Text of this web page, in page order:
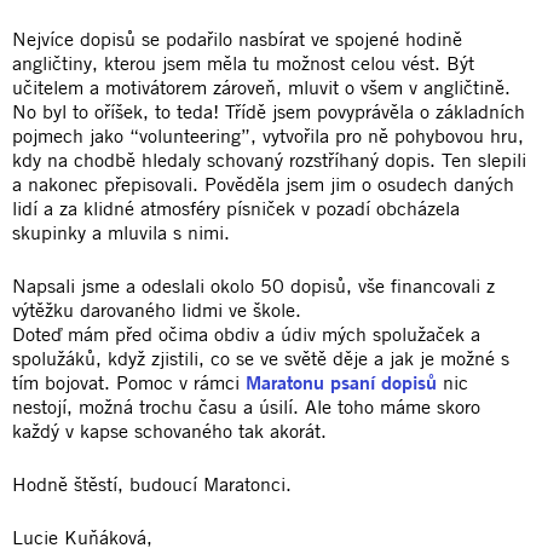
Nejvíce dopisů se podařilo nasbírat ve spojené hodině
angličtiny, kterou jsem měla tu možnost celou vést. Být
učitelem a motivátorem zároveň, mluvit o všem v angličtině.
No byl to oříšek, to teda! Třídě jsem povyprávěla o základních
pojmech jako “volunteering”, vytvořila pro ně pohybovou hru,
kdy na chodbě hledaly schovaný rozstříhaný dopis. Ten slepili
a nakonec přepisovali. Pověděla jsem jim o osudech daných
lidí a za klidné atmosféry písniček v pozadí obcházela
skupinky a mluvila s nimi.
Napsali jsme a odeslali okolo 50 dopisů, vše financovali z
výtěžku darovaného lidmi ve škole.
Doteď mám před očima obdiv a údiv mých spolužaček a
spolužáků, když zjistili, co se ve světě děje a jak je možné s
tím bojovat. Pomoc v rámci Maratonu psaní dopisů nic
nestojí, možná trochu času a úsilí. Ale toho máme skoro
každý v kapse schovaného tak akorát.
Hodně štěstí, budoucí Maratonci.
Lucie Kuňáková,